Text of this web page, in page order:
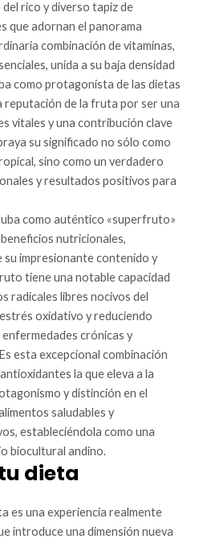
rico y diverso tapiz de
que adornan el panorama
combinación de vitaminas,
unida a su baja densidad
como protagonista de las dietas
reputación de la fruta por ser una
vitales y una contribución clave
su significado no sólo como
sino como un verdadero
y resultados positivos para
como auténtico «superfruto»
nutricionales,
su impresionante contenido y
tiene una notable capacidad
radicales libres nocivos del
oxidativo y reduciendo
crónicas y
esta excepcional combinación
la que eleva a la
y distinción en el
saludables y
estableciéndola como una
biocultural andino.
dieta
es una experiencia realmente
introduce una dimensión nueva